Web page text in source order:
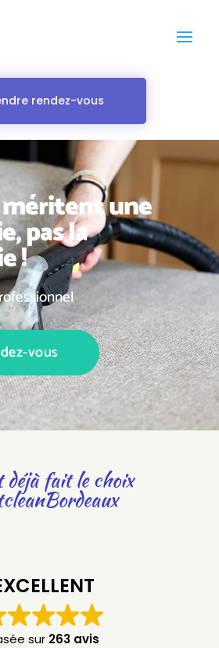
rendez-vous
une
pas la
!
vous
déjà fait le choix
sur 263 avis